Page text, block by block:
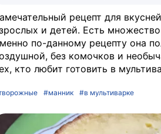
рецепт для
и детей. Есть
по-данному рецепту она
без комочков и
кто любит готовить в
#манник #в мультиварке